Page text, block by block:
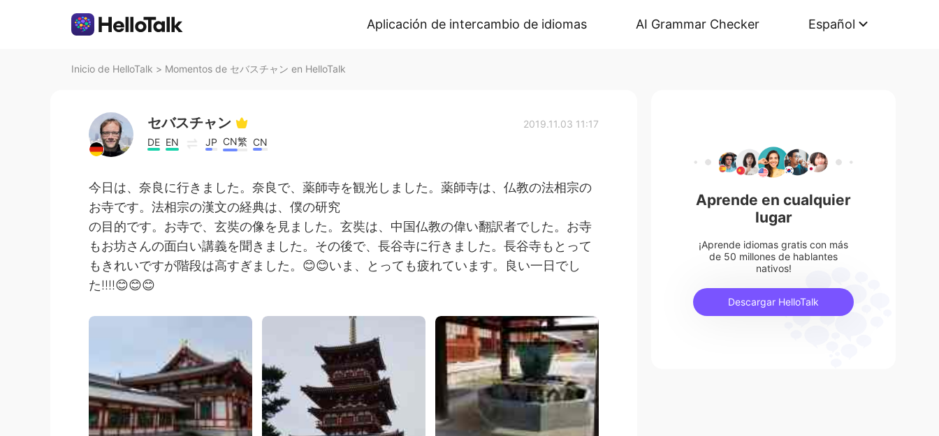
Aplicación de intercambio de idiomas AI Grammar Checker Español
Inicio de HelloTalk > Momentos de セバスチャン en HelloTalk
セバスチャン
DE EN JP CN繁 CN
2019.11.03 11:17
今日は、奈良に行きました。奈良で、薬師寺を観光しました。薬師寺は、仏教の法相宗の
お寺です。法相宗の漢文の経典は、僕の研究
の目的です。お寺で、玄奘の像を見ました。玄奘は、中国仏教の偉い翻訳者でした。お寺
もお坊さんの面白い講義を聞きました。その後で、長谷寺に行きました。長谷寺もとって
もきれいですが階段は高すぎました。😊😊いま、とっても疲れています。良い一日でし
た!!!!😊😊😊
Aprende en cualquier
lugar
¡Aprende idiomas gratis con más
de 50 millones de hablantes
nativos!
Descargar HelloTalk